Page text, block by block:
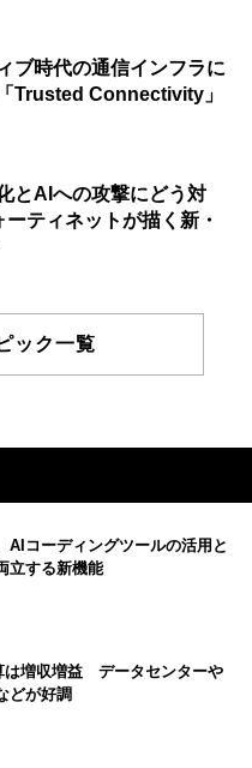
ブ時代の通信インフラに
Trusted Connectivity」
とAIへの攻撃にどう対
ティネットが描く新・
ック一覧
AIコーディングツールの活用と
立する新機能
は増収増益 データセンターや
どが好調